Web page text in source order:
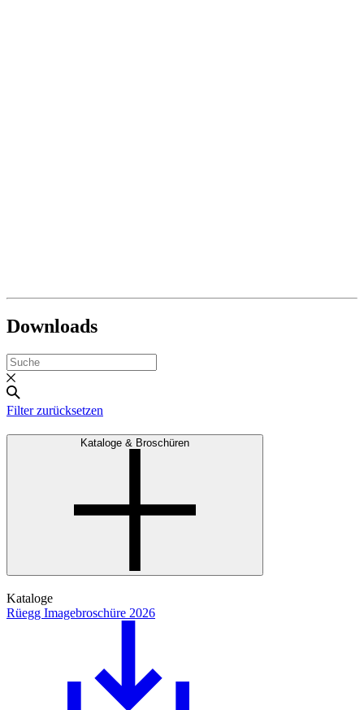
Downloads
Filter zurücksetzen
Kataloge & Broschüren
Kataloge
Rüegg Imagebroschüre 2026